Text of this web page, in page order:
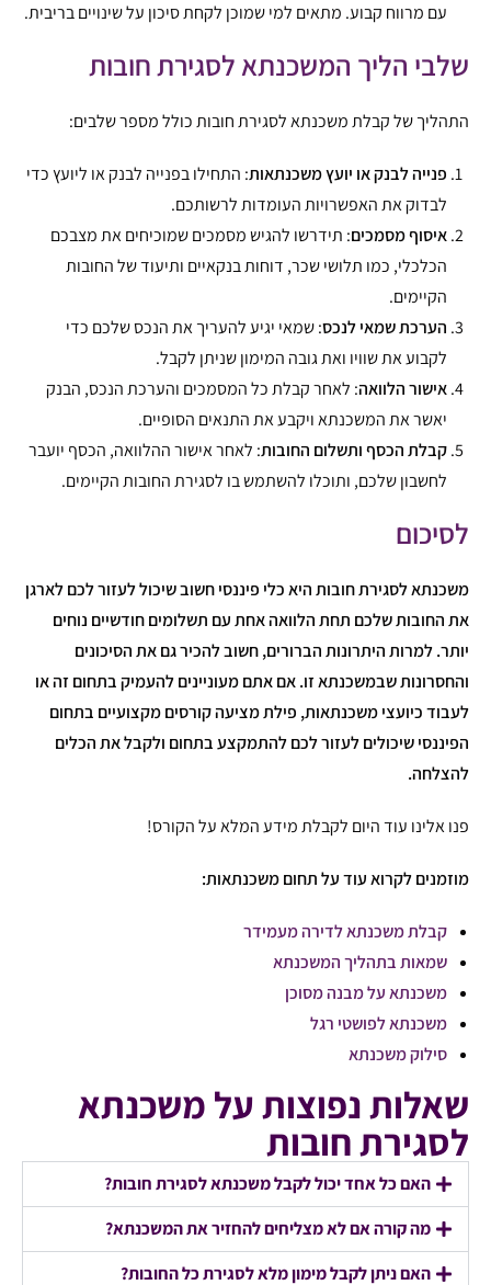
עם מרווח קבוע. מתאים למי שמוכן לקחת סיכון על שינויים בריבית.
שלבי הליך המשכנתא לסגירת חובות
התהליך של קבלת משכנתא לסגירת חובות כולל מספר שלבים:
פנייה לבנק או יועץ משכנתאות: התחילו בפנייה לבנק או ליועץ כדי
לבדוק את האפשרויות העומדות לרשותכם.
איסוף מסמכים: תידרשו להגיש מסמכים שמוכיחים את מצבכם
הכלכלי, כמו תלושי שכר, דוחות בנקאיים ותיעוד של החובות
הקיימים.
הערכת שמאי לנכס: שמאי יגיע להעריך את הנכס שלכם כדי
לקבוע את שוויו ואת גובה המימון שניתן לקבל.
אישור הלוואה: לאחר קבלת כל המסמכים והערכת הנכס, הבנק
יאשר את המשכנתא ויקבע את התנאים הסופיים.
קבלת הכסף ותשלום החובות: לאחר אישור ההלוואה, הכסף יועבר
לחשבון שלכם, ותוכלו להשתמש בו לסגירת החובות הקיימים.
לסיכום
משכנתא לסגירת חובות היא כלי פיננסי חשוב שיכול לעזור לכם לארגן
את החובות שלכם תחת הלוואה אחת עם תשלומים חודשיים נוחים
יותר. למרות היתרונות הברורים, חשוב להכיר גם את הסיכונים
והחסרונות שבמשכנתא זו. אם אתם מעוניינים להעמיק בתחום זה או
לעבוד כיועצי משכנתאות, פילת מציעה קורסים מקצועיים בתחום
הפיננסי שיכולים לעזור לכם להתמקצע בתחום ולקבל את הכלים
להצלחה.
פנו אלינו עוד היום לקבלת מידע המלא על הקורס!
מוזמנים לקרוא עוד על תחום משכנתאות:
קבלת משכנתא לדירה מעמידר
שמאות בתהליך המשכנתא
משכנתא על מבנה מסוכן
משכנתא לפושטי רגל
סילוק משכנתא
שאלות נפוצות על משכנתא
לסגירת חובות
האם כל אחד יכול לקבל משכנתא לסגירת חובות?
מה קורה אם לא מצליחים להחזיר את המשכנתא?
האם ניתן לקבל מימון מלא לסגירת כל החובות?